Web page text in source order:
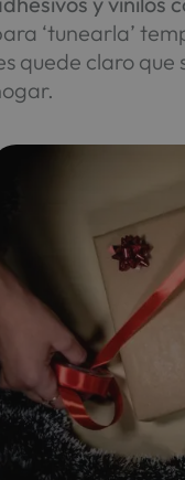
‘tunearla’
quede claro que